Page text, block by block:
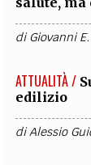
diGiovanni
ATTUALITÀ /
edilizio
diAlessio